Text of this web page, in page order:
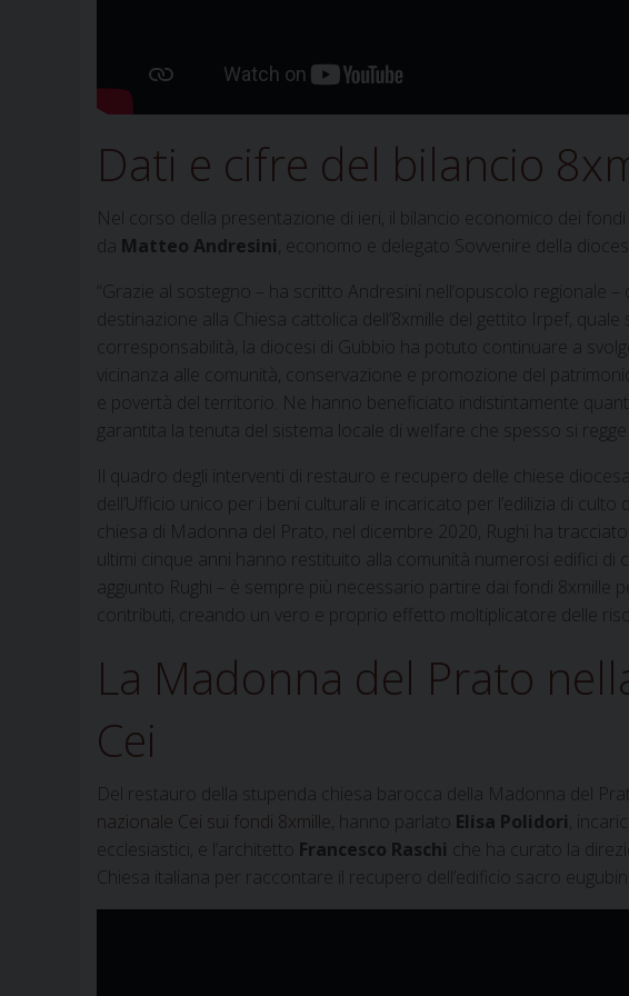
Dati e cifre del bilancio
Nel corso della presentazione di ieri, il bilancio economico dei
da Matteo Andresini , economo e delegato Sovvenire della diocesi
“Grazie al sostegno – ha scritto Andresini nell’opuscolo
destinazione alla Chiesa cattolica dell’8xmille del gettito Irpef,
corresponsabilità, la diocesi di Gubbio ha potuto continuare a
vicinanza alle comunità, conservazione e promozione del
e povertà del territorio. Ne hanno beneficiato indistintamente
garantita la tenuta del sistema locale di welfare che spesso si
Il quadro degli interventi di restauro e recupero delle chiese
dell’Ufficio unico per i beni culturali e incaricato per l’edilizia di
chiesa di Madonna del Prato, nel dicembre 2020, Rughi ha
ultimi cinque anni hanno restituito alla comunità numerosi edifici
aggiunto Rughi – è sempre più necessario partire dai fondi 8xmille
contributi, creando un vero e proprio effetto moltiplicatore delle
La Madonna del Prato
Cei
Del restauro della stupenda chiesa barocca della Madonna del
nazionale Cei sui fondi 8xmille , hanno parlato Elisa Polidori ,
ecclesiastici, e l’architetto Francesco Raschi che ha curato la
Chiesa italiana per raccontare il recupero dell’edificio sacro